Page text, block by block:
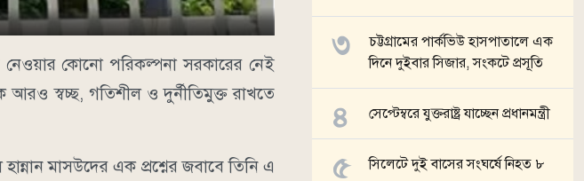
নেওয়ার কোনো পরিকল্পনা সরকারের নেই
আরও স্বচ্ছ, গতিশীল ও দুর্নীতিমুক্ত রাখতে
মাসউদের এক প্রশ্নের জবাবে তিনি এ
চট্টগ্রামের পার্কভিউ হাসপাতালে এক
দিনে দুইবার সিজার, সংকটে প্রসূতি
সেপ্টেম্বরে যুক্তরাষ্ট্র যাচ্ছেন প্রধানমন্ত্রী
সিলেটে দুই বাসের সংঘর্ষে নিহত ৮